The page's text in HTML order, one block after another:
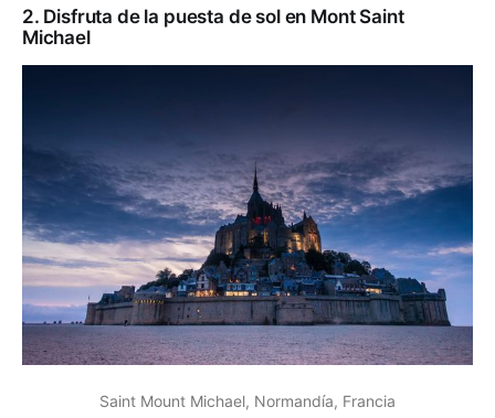
2. Disfruta de la puesta de sol en Mont Saint
Michael
Saint Mount Michael, Normandía, Francia